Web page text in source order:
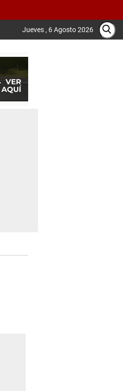
Jueves , 6 Agosto 2026